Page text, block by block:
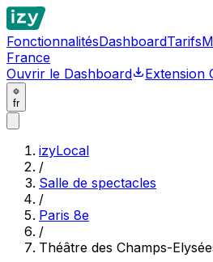
FonctionnalitésDashboardTarifs
France
Ouvrir le Dashboard
Extension
fr
izyLocal
/
Salle de spectacles
/
Paris 8e
/
Théâtre des Champs-